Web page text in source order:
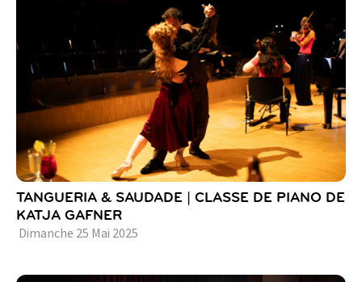
TANGUERIA & SAUDADE | CLASSE DE PIANO DE
KATJA GAFNER
Dimanche 25 Mai 2025